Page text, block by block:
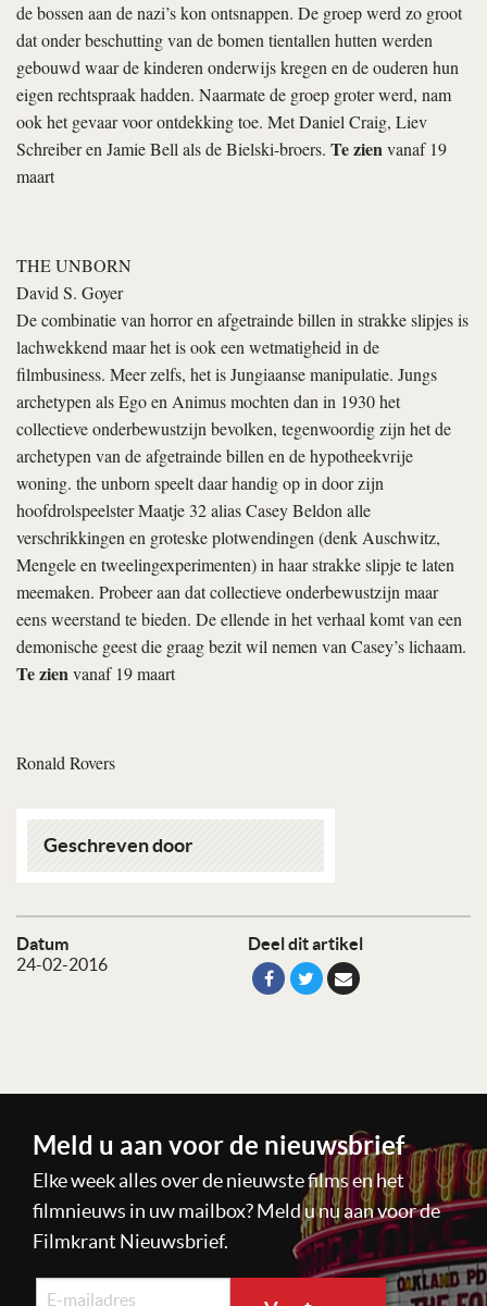
Datum
24-02-2016
Deel dit artikel
de bossen aan de nazi’s kon ontsnappen. De groep werd zo groot
dat onder beschutting van de bomen tientallen hutten werden
gebouwd waar de kinderen onderwijs kregen en de ouderen hun
eigen rechtspraak hadden. Naarmate de groep groter werd, nam
ook het gevaar voor ontdekking toe. Met Daniel Craig, Liev
Schreiber en Jamie Bell als de Bielski-broers. Te zienvanaf 19
maart
THE UNBORN
David S. Goyer
De combinatie van horror en afgetrainde billen in strakke slipjes is
lachwekkend maar het is ook een wetmatigheid in de
filmbusiness. Meer zelfs, het is Jungiaanse manipulatie. Jungs
archetypen als Ego en Animus mochten dan in 1930 het
collectieve onderbewustzijn bevolken, tegenwoordig zijn het de
archetypen van de afgetrainde billen en de hypotheekvrije
woning. the unbornspeelt daar handig op in door zijn
hoofdrolspeelster Maatje 32 alias Casey Beldon alle
verschrikkingen en groteske plotwendingen (denk Auschwitz,
Mengele en tweelingexperimenten) in haar strakke slipje te laten
meemaken. Probeer aan dat collectieve onderbewustzijn maar
eens weerstand te bieden. De ellende in het verhaal komt van een
demonische geest die graag bezit wil nemen van Casey’s lichaam.
Te zienvanaf 19 maart
Ronald Rovers
Geschreven door
Meld u aan voor de nieuwsbrief
Elke week alles over de nieuwste films en het
filmnieuws in uw mailbox? Meld u nu aan voor de
Filmkrant Nieuwsbrief.